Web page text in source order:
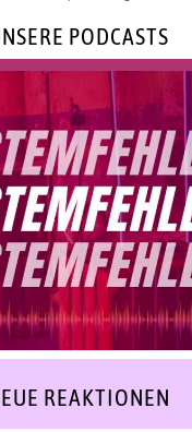
PODCASTS
REAKTIONEN